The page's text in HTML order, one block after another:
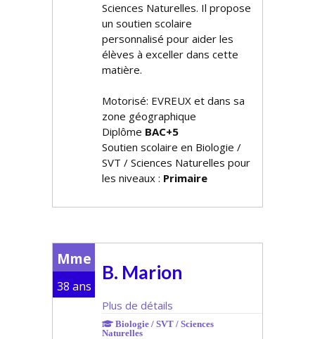
Sciences Naturelles. Il propose
un soutien scolaire
personnalisé pour aider les
élèves à exceller dans cette
matière.
Motorisé: EVREUX et dans sa
zone géographique
Diplôme BAC+5
Soutien scolaire en Biologie /
SVT / Sciences Naturelles pour
les niveaux : Primaire
Mme
38 ans
B. Marion
Plus de détails
Biologie / SVT / Sciences
Naturelles